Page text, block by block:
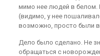
мимо нее людей в белом.
(видимо, у нее
возможно, просто были
Дело было сделано. Не
обращаться с